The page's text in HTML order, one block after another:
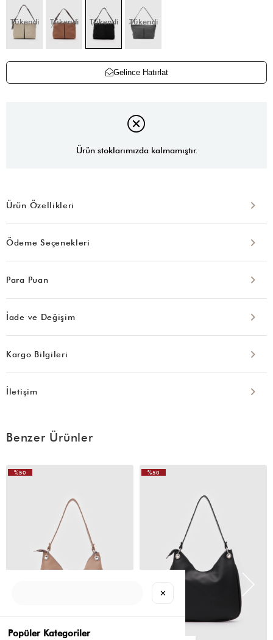
Tükendi Tükendi Tükendi Tükendi
Gelince Hatırlat
Ürün stoklarımızda kalmamıştır.
Ürün Özellikleri
Ödeme Seçenekleri
Para Puan
İade ve Değişim
Kargo Bilgileri
İletişim
Benzer Ürünler
%50
%50
✕
Popüler Kategoriler